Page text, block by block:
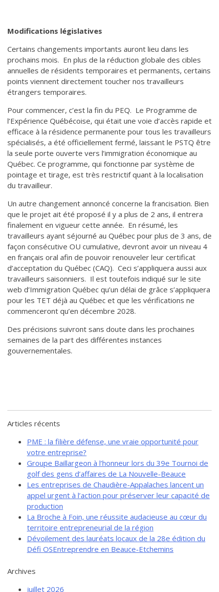
Modifications législatives
Certains changements importants auront lieu dans les
prochains mois. En plus de la réduction globale des cibles
annuelles de résidents temporaires et permanents, certains
points viennent directement toucher nos travailleurs
étrangers temporaires.
Pour commencer, c’est la fin du PEQ. Le Programme de
l’Expérience Québécoise, qui était une voie d’accès rapide et
efficace à la résidence permanente pour tous les travailleurs
spécialisés, a été officiellement fermé, laissant le PSTQ être
la seule porte ouverte vers l’immigration économique au
Québec. Ce programme, qui fonctionne par système de
pointage et tirage, est très restrictif quant à la localisation
du travailleur.
Un autre changement annoncé concerne la francisation. Bien
que le projet ait été proposé il y a plus de 2 ans, il entrera
finalement en vigueur cette année. En résumé, les
travailleurs ayant séjourné au Québec pour plus de 3 ans, de
façon consécutive OU cumulative, devront avoir un niveau 4
en français oral afin de pouvoir renouveler leur certificat
d’acceptation du Québec (CAQ). Ceci s’appliquera aussi aux
travailleurs saisonniers. Il est toutefois indiqué sur le site
web d’Immigration Québec qu’un délai de grâce s’appliquera
pour les TET déjà au Québec et que les vérifications ne
commenceront qu’en décembre 2028.
Des précisions suivront sans doute dans les prochaines
semaines de la part des différentes instances
gouvernementales.
Articles récents
PME : la filière défense, une vraie opportunité pour
votre entreprise?
Groupe Baillargeon à l’honneur lors du 39e Tournoi de
golf des gens d’affaires de La Nouvelle-Beauce
Les entreprises de Chaudière-Appalaches lancent un
appel urgent à l’action pour préserver leur capacité de
production
La Broche à Foin, une réussite audacieuse au cœur du
territoire entrepreneurial de la région
Dévoilement des lauréats locaux de la 28e édition du
Défi OSEntreprendre en Beauce-Etchemins
Archives
juillet 2026